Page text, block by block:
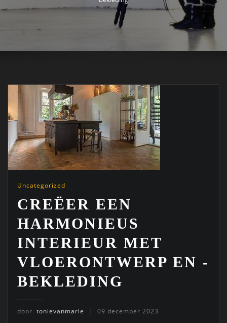
Uncategorized
CREËER EEN
HARMONIEUS
INTERIEUR MET
VLOERONTWERP EN -
BEKLEDING
door tonievanmarle 09 december 2023